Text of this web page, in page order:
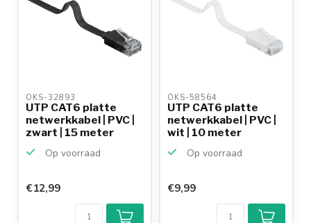
OKS-32893
UTP CAT6 platte
netwerkkabel | PVC |
zwart | 15 meter
Op voorraad
€12,99
OKS-58564
UTP CAT6 platte
netwerkkabel | PVC |
wit | 10 meter
Op voorraad
9,2/10
€9,99